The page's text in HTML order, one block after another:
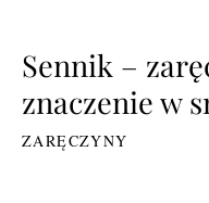
Sennik –
znaczenie w
ZARĘCZYNY